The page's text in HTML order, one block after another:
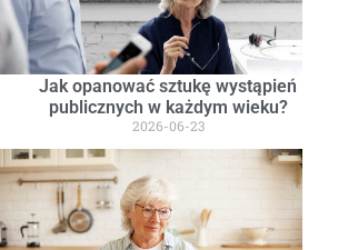
Jak opanować sztukę wystąpień
publicznych w każdym wieku?
2026-06-23